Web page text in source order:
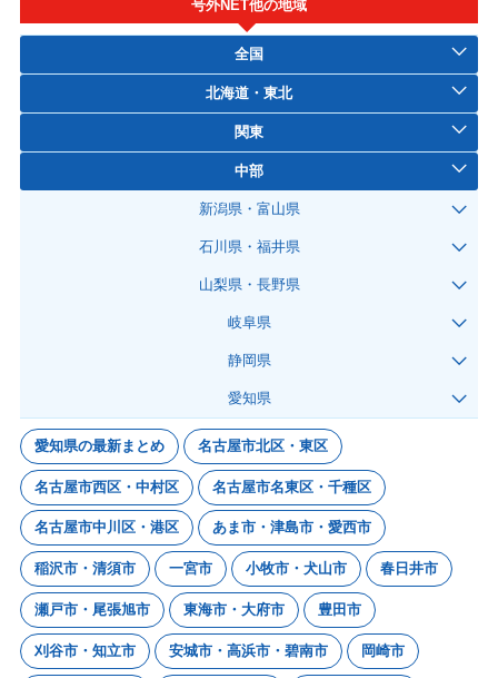
号外NET他の地域
全国
北海道・東北
関東
中部
新潟県・富山県
石川県・福井県
山梨県・長野県
岐阜県
静岡県
愛知県
愛知県の最新まとめ 名古屋市北区・東区
名古屋市西区・中村区 名古屋市名東区・千種区
名古屋市中川区・港区 あま市・津島市・愛西市
稲沢市・清須市 一宮市 小牧市・犬山市 春日井市
瀬戸市・尾張旭市 東海市・大府市 豊田市
刈谷市・知立市 安城市・高浜市・碧南市 岡崎市